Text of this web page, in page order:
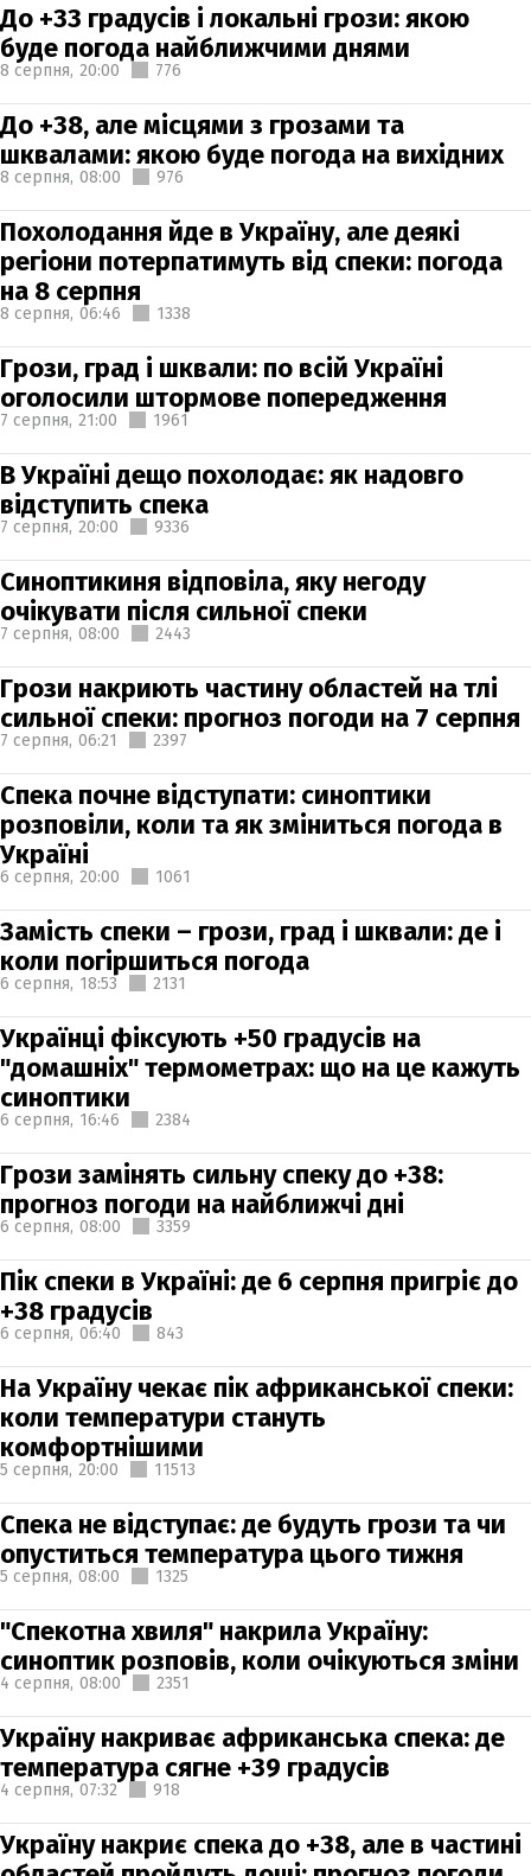
До +33 градусів і локальні грози: якою
буде погода найближчими днями
8 серпня, 20:00 776
До +38, але місцями з грозами та
шквалами: якою буде погода на вихідних
8 серпня, 08:00 976
Похолодання йде в Україну, але деякі
регіони потерпатимуть від спеки: погода
на 8 серпня
8 серпня, 06:46 1338
Грози, град і шквали: по всій Україні
оголосили штормове попередження
7 серпня, 21:00 1961
В Україні дещо похолодає: як надовго
відступить спека
7 серпня, 20:00 9336
Синоптикиня відповіла, яку негоду
очікувати після сильної спеки
7 серпня, 08:00 2443
Грози накриють частину областей на тлі
сильної спеки: прогноз погоди на 7 серпня
7 серпня, 06:21 2397
Спека почне відступати: синоптики
розповіли, коли та як зміниться погода в
Україні
6 серпня, 20:00 1061
Замість спеки – грози, град і шквали: де і
коли погіршиться погода
6 серпня, 18:53 2131
Українці фіксують +50 градусів на
"домашніх" термометрах: що на це кажуть
синоптики
6 серпня, 16:46 2384
Грози замінять сильну спеку до +38:
прогноз погоди на найближчі дні
6 серпня, 08:00 3359
Пік спеки в Україні: де 6 серпня пригріє до
+38 градусів
6 серпня, 06:40 843
На Україну чекає пік африканської спеки:
коли температури стануть
комфортнішими
5 серпня, 20:00 11513
Спека не відступає: де будуть грози та чи
опуститься температура цього тижня
5 серпня, 08:00 1325
"Спекотна хвиля" накрила Україну:
синоптик розповів, коли очікуються зміни
4 серпня, 08:00 2351
Україну накриває африканська спека: де
температура сягне +39 градусів
4 серпня, 07:32 918
Україну накриє спека до +38, але в частині